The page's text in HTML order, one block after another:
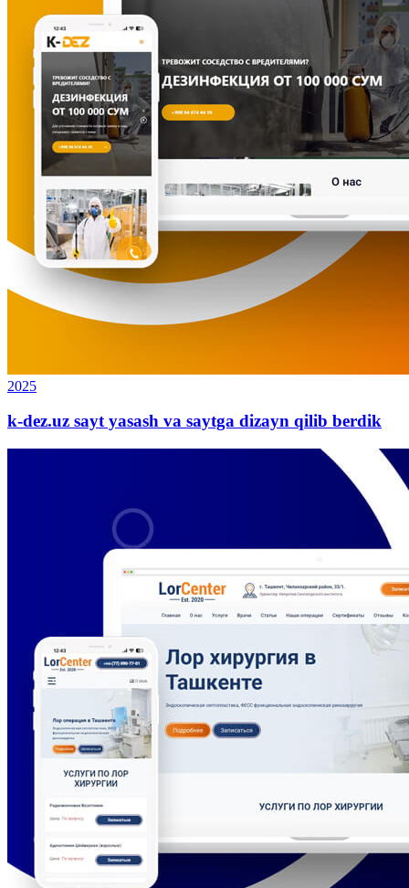
2025
k-dez.uz sayt yasash va saytga dizayn qilib berdik